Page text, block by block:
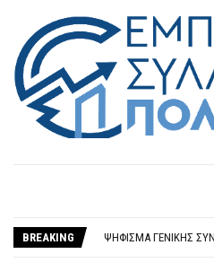
BREAKING
ΨΉΦΙΣΜΑ ΓΕΝΙΚΉΣ